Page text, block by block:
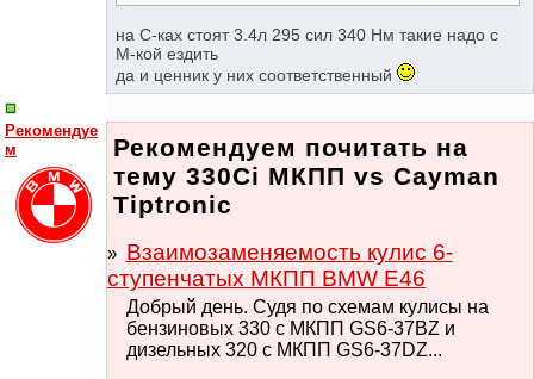
на С-ках стоят 3.4л 295 сил 340 Нм такие надо с
М-кой ездить
да и ценник у них соответственный
Рекомендуе
м
Рекомендуем почитать на
тему 330Ci МКПП vs Cayman
Tiptronic
Взаимозаменяемость кулис 6-
ступенчатых МКПП BMW E46
Добрый день. Судя по схемам кулисы на
бензиновых 330 с МКПП GS6-37BZ и
дизельных 320 с МКПП GS6-37DZ...